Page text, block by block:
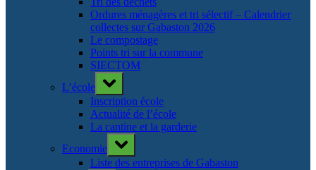
Ordures ménagères et tri sélectif – Calendrier
collectes sur Gabaston 2026
Le compostage
Points tri sur la commune
SIECTOM
L’école
Toggle
sub-
menu
Inscription école
Actualité de l’école
La cantine et la garderie
Economie
Toggle
sub-
menu
Liste des entreprises de Gabaston